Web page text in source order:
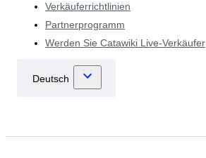
Verkäuferrichtlinien
Partnerprogramm
Werden Sie Catawiki Live-Verkäufer